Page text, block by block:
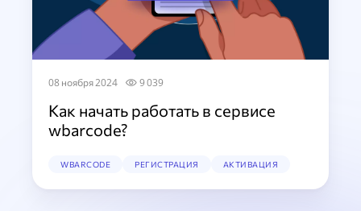
08 ноября 2024 9 039
Как начать работать в сервисе
wbarcode?
WBARCODE РЕГИСТРАЦИЯ АКТИВАЦИЯ